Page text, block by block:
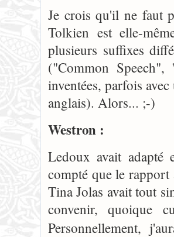
Je crois qu'il ne faut
Tolkien est elle-
plusieurs suffixes
("Common
inventées, parfois
anglais). Alors... ;-)
Westron :
Ledoux avait adapté
compté que le rapport
Tina Jolas avait tout
convenir, quoique
Personnellement,